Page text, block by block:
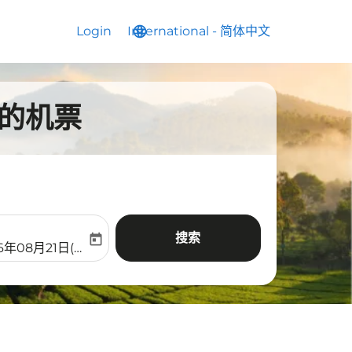
Login language
International - 简体中文
keyboard_arrow_down
机票
label
return-date-aria-label
08月21日(周五)
today 搜索